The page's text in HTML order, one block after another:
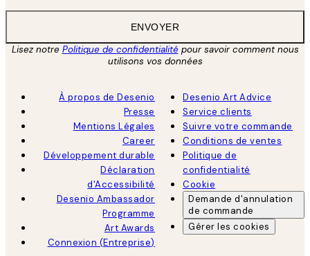
ENVOYER
Lisez notre Politique de confidentialitépour savoir comment nous
utilisons vos données
À propos de Desenio
Presse
Mentions Légales
Career
Développement durable
Déclaration
d'Accessibilité
Desenio Ambassador
Programme
Art Awards
Connexion (Entreprise)
Desenio Art Advice
Service clients
Suivre votre commande
Conditions de ventes
Politique de
confidentialité
Cookie
Demande d'annulation
de commande
Gérer les cookies